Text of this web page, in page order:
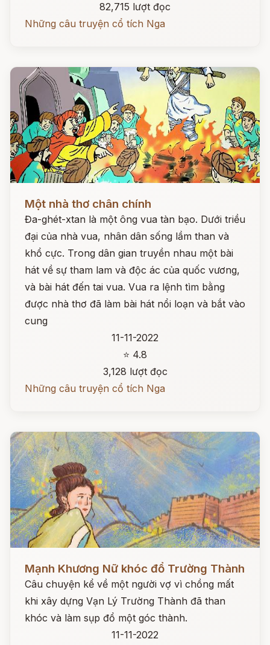
82,715 lượt đọc
Những câu truyện cổ tích Nga
Một nhà thơ chân chính
Đa-ghét-xtan là một ông vua tàn bạo. Dưới triều
đại của nhà vua, nhân dân sống lầm than và
khổ cực. Trong dân gian truyền nhau một bài
hát về sự tham lam và độc ác của quốc vương,
và bài hát đến tai vua. Vua ra lệnh tìm bằng
được nhà thơ đã làm bài hát nổi loạn và bắt vào
cung
11-11-2022
⭐ 4.8
3,128 lượt đọc
Những câu truyện cổ tích Nga
Mạnh Khương Nữ khóc đổ Trường Thành
Câu chuyện kể về một người vợ vì chồng mất
khi xây dựng Vạn Lý Trường Thành đã than
khóc và làm sụp đổ một góc thành.
11-11-2022